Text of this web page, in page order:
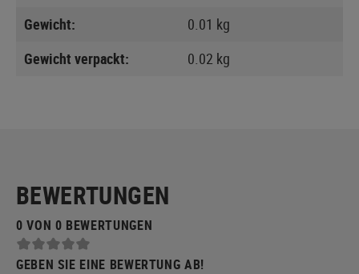
Gewicht:
0.01 kg
Gewicht verpackt:
0.02 kg
BEWERTUNGEN
0 VON 0 BEWERTUNGEN
GEBEN SIE EINE BEWERTUNG AB!